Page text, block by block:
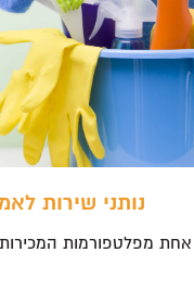
נותני שירות
אחת מפלטפורמות